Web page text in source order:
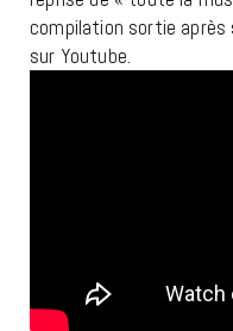
compilation sortie
sur Youtube.